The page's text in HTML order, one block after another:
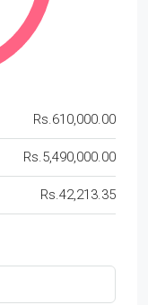
Rs.610,000.00
Rs.5,490,000.00
Rs.42,213.35